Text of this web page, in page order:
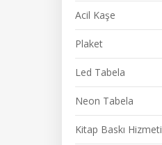
Acil Kaşe
Plaket
Led Tabela
Neon Tabela
Kitap Baskı Hizmeti